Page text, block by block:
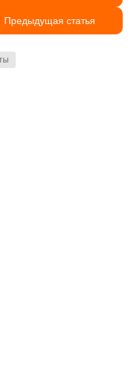
Предыдущая статья